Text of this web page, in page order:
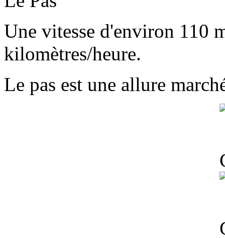
Une vitesse d'environ 110
kilomètres/heure.
Le pas est une allure